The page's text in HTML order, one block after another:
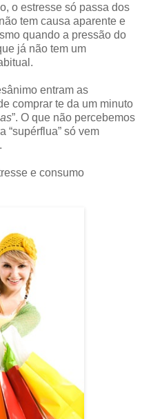
o estresse só passa dos
tem causa aparente e
quando a pressão do
já não tem um
entram as
comprar te da um minuto
”. O que não percebemos
“supérflua” só vem
e consumo